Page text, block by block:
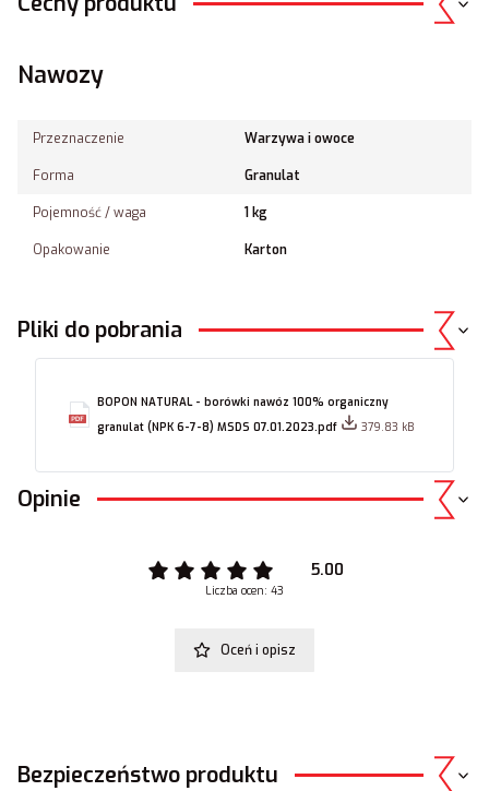
Nawozy
Przeznaczenie Warzywa i owoce
Forma Granulat
Pojemność / waga 1 kg
Opakowanie Karton
Pliki do pobrania
BOPON NATURAL - borówki nawóz 100% organiczny
granulat (NPK 6-7-8) MSDS 07.01.2023.pdf
379.83 kB
Opinie
5.00
Liczba ocen: 43
Oceń i opisz
Bezpieczeństwo produktu